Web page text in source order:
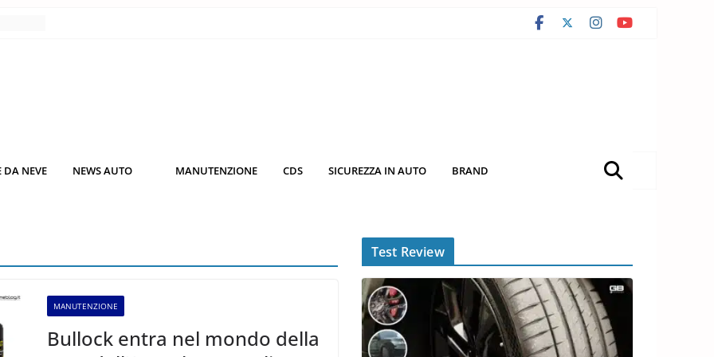
DA NEVE NEWS AUTO MANUTENZIONE CDS SICUREZZA IN AUTO BRAND
MANUTENZIONE
Bullock entra nel mondo della
Test Review